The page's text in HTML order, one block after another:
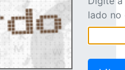
lado no